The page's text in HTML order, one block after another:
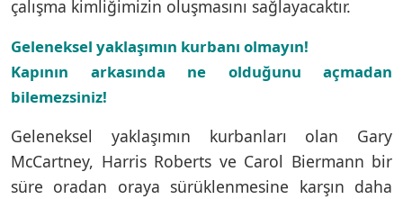
çalışma kimliğimizin oluşmasını sağlayacaktır.
Geleneksel yaklaşımın kurbanı olmayın!
Kapının arkasında ne olduğunu açmadan
bilemezsiniz!
Geleneksel yaklaşımın kurbanları olan Gary
McCartney, Harris Roberts ve Carol Biermann bir
süre oradan oraya sürüklenmesine karşın daha